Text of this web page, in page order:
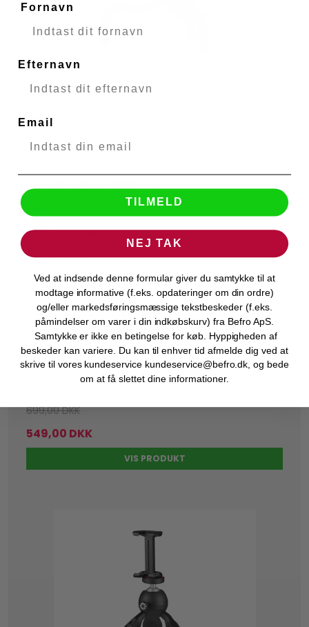
JOBY
48163
Specifikationer
Quick Release: Ja
Maksimal højde (mm): 330 mm
Maksimal bærevægt (g): 325 g
Maksimal benhøjde (mm): 330 mm
Minimum højde (mm): 330 mm
Vægt (g): 362 g
Begrænset lagerantal
699,00 DKK
549,00 DKK
VIS PRODUKT
Fornavn
Efternavn
Email
TILMELD
NEJ TAK
Ved at indsende denne formular giver du samtykke til at
modtage informative (f.eks. opdateringer om din ordre)
og/eller markedsføringsmæssige tekstbeskeder (f.eks.
påmindelser om varer i din indkøbskurv) fra Befro ApS.
Samtykke er ikke en betingelse for køb. Hyppigheden af
beskeder kan variere. Du kan til enhver tid afmelde dig ved at
skrive til vores kundeservice kundeservice@befro.dk, og bede
om at få slettet dine informationer.